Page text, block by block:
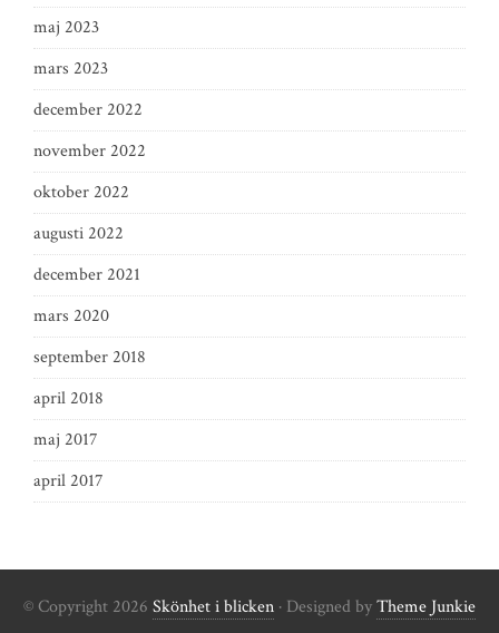
maj 2023
mars 2023
december 2022
november 2022
oktober 2022
augusti 2022
december 2021
mars 2020
september 2018
april 2018
maj 2017
april 2017
© Copyright 2026 Skönhet i blicken · Designed byTheme Junkie